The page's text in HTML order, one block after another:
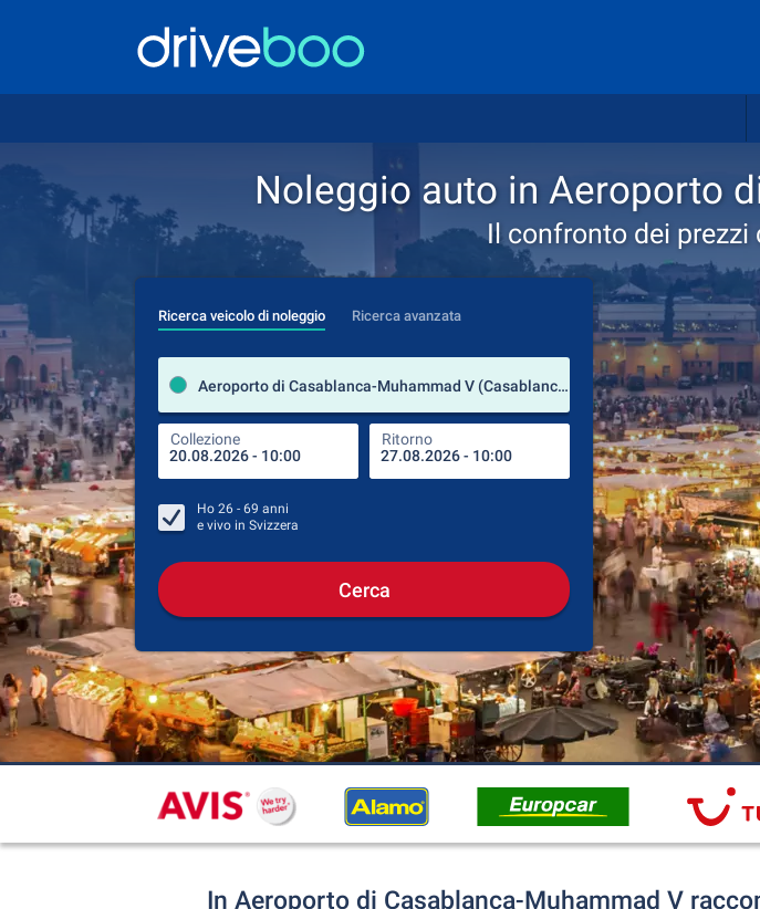
Noleggio auto in Aeroporto
Il confronto dei prezzi
Ricerca veicolo di noleggio Ricerca avanzata
Aeroporto di Casablanca-Muhammad V (Casablanca-Settat / Marocco)
Collezione Ritorno
Luogo del noleggio
Luogo di ritorno
Collezione
Ho 26 - 69 anni
e vivo in Svizzera
Cerca
In Aeroporto di Casablanca-Muhammad V